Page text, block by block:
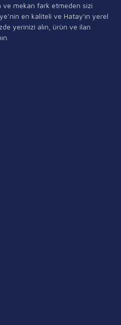
ve mekan fark etmeden sizi
en kaliteli ve Hatay'ın yerel
yerinizi alın, ürün ve ilan